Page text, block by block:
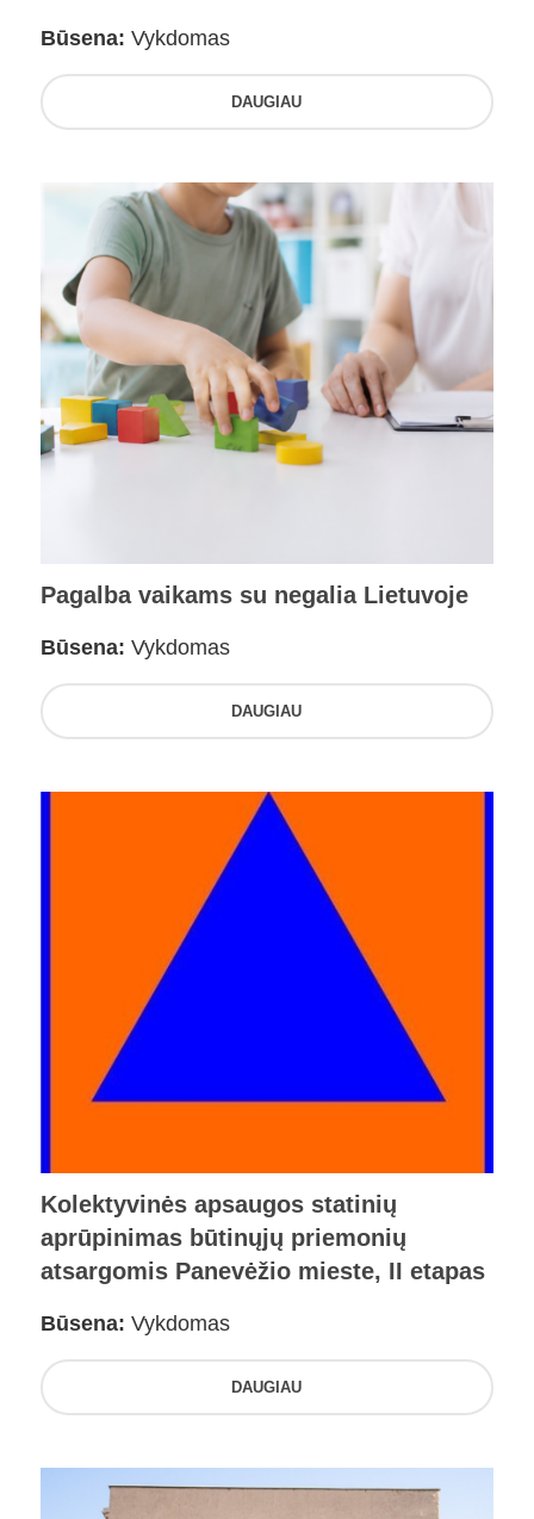
Būsena: Vykdomas
DAUGIAU
Pagalba vaikams su negalia Lietuvoje
Būsena: Vykdomas
DAUGIAU
Kolektyvinės apsaugos statinių
aprūpinimas būtinųjų priemonių
atsargomis Panevėžio mieste, II etapas
Būsena: Vykdomas
DAUGIAU